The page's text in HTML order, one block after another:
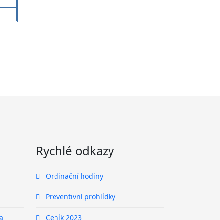
Rychlé odkazy
Ordinační hodiny
Preventivní prohlídky
Ceník 2023